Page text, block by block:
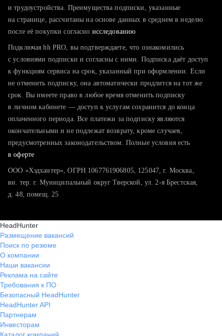
тратите много времени на поиск и вручную поднимаете
хотите сравнить себя с конкурентами и оценить шансы
и трудоустройства. Преимущества подписки, указанные
на странице, рассчитаны на основе данных в среднем в неделю
после её покупки согласно исследованию
Подключая hh PRO, вы подтверждаете, что ознакомились
с условиями подписки и согласны с ними. Подписка даёт доступ
к функциям сервиса на срок, указанный при оформлении. Если
не отменить подписку, она автоматически продлится на тот же
срок. Вы имеете право в любое время отменить подписку
в личном кабинете — доступ к услугам сохранится до конца
оплаченного периода. Все платежи за подписку являются
окончательными и не подлежат возврату, кроме случаев,
предусмотренных законодательством. Полные условия есть
в оферте
ООО «Хэдхантер», ОГРН 1067761906805, 125047, г. Москва,
вн. тер. г. Муниципальный округ Тверской, ул. 2-я Брестская,
д. 48, помещ. 25
HeadHunter
Размещение вакансий
Поиск по резюме
О компании
Наши вакансии
Реклама на сайте
Требования к ПО
Безопасный HeadHunter
HeadHunter API
Партнерам
Инвесторам